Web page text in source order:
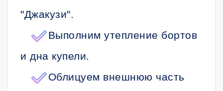
"Джакузи".
Выполним утепление бортов
и дна купели.
Облицуем внешнюю часть